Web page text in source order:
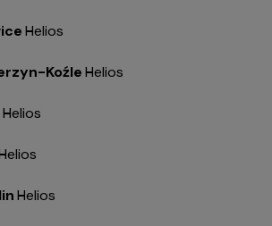
-
Helios
Koźle-
Helios
-
Helios
-
Helios